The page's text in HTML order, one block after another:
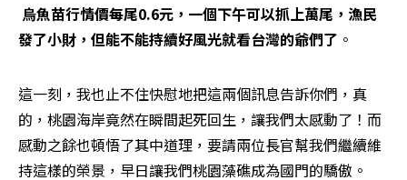
烏魚苗行情價每尾0.6元，一個下午可以抓上萬尾，漁民
發了小財，但能不能持續好風光就看台灣的爺們了 。
這一刻，我也止不住快慰地把這兩個訊息告訴你們，真
的，桃園海岸竟然在瞬間起死回生，讓我們太感動了！而
感動之餘也頓悟了其中道理，要請兩位長官幫我們繼續維
持這樣的榮景，早日讓我們桃園藻礁成為國門的驕傲。